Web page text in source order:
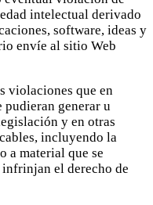
intelectual derivado
software, ideas y
envíe al sitio Web
violaciones que en
generar u
y en otras
incluyendo la
a material que se
el derecho de